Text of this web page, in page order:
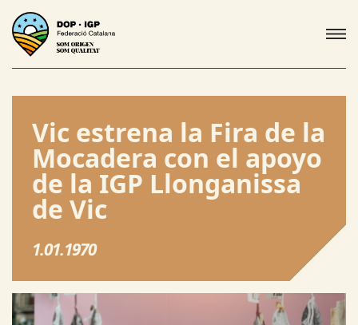
Vic estrena la Fira de la
Mocadera con el apoyo
de la IGP Llonganissa
de Vic
1.01.1970